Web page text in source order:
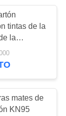
40
tintas de la
la
CMKY
mates de
KN95